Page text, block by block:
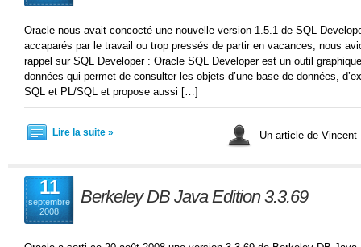
Oracle nous avait concocté une nouvelle version 1.5.1 de SQL
accaparés par le travail ou trop pressés de partir en vacances, nous
rappel sur SQL Developer : Oracle SQL Developer est un outil
données qui permet de consulter les objets d’une base de données,
SQL et PL/SQL et propose aussi […]
Lire la suite » Un article de
11
septembre
2008
Berkeley DB Java Edition 3.3.69